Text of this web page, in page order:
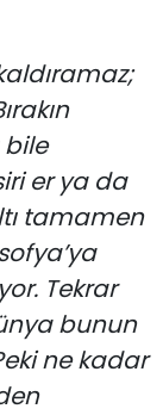
er ya da
tamamen
Tekrar
bunun
ne kadar